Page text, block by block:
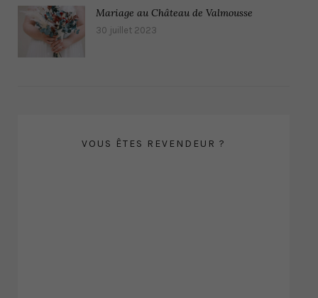
Mariage au Château de Valmousse
30 juillet 2023
VOUS ÊTES REVENDEUR ?